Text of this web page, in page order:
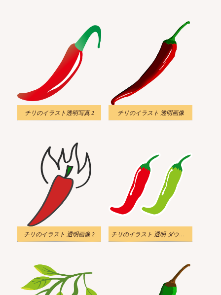
チリのイラスト透明写真 2 チリのイラスト 透明画像
チリのイラスト 透明画像 2 チリのイラスト 透明 ダウンロード